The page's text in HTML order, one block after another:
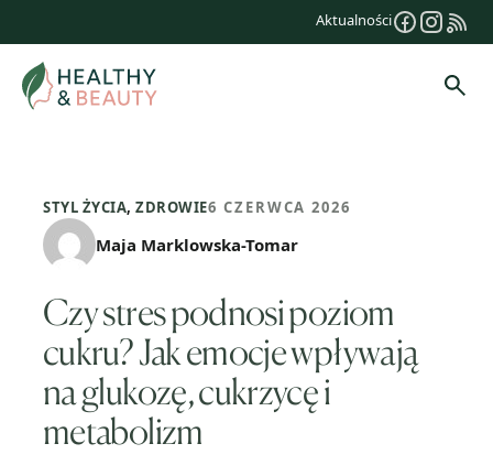
treści
Aktualności
STYL ŻYCIA,ZDROWIE6 CZERWCA 2026
Maja Marklowska-Tomar
Czy stres podnosi poziom
cukru? Jak emocje wpływają
na glukozę, cukrzycę i
metabolizm